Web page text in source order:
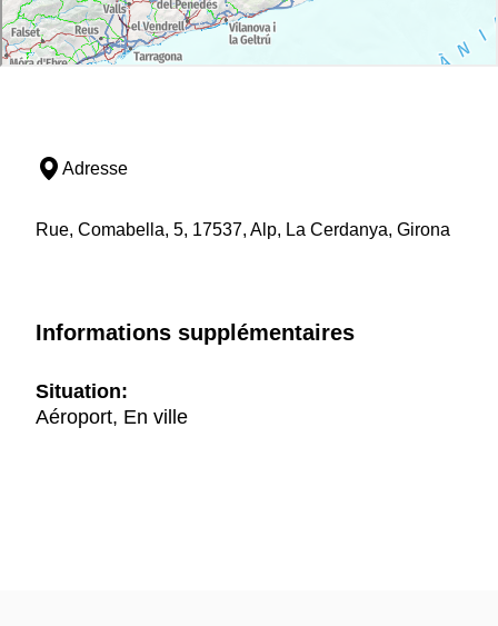
Adresse
Rue, Comabella, 5, 17537, Alp, La Cerdanya, Girona
Informations supplémentaires
Situation:
Aéroport, En ville